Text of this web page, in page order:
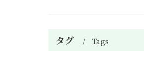
タグ Tags